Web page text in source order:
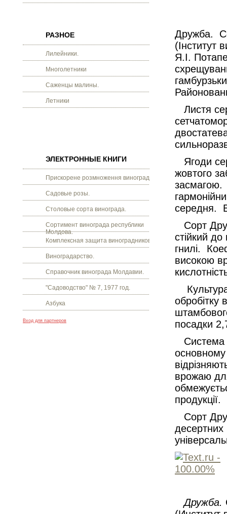
РАЗНОЕ
Лилейники.
Многолетники
Саженцы малины.
Летники
ЭЛЕКТРОННЫЕ КНИГИ
Прискорене розмноження винограду.
Садовые розы.
Столовые сорта винограда.
Сортимент винограда республики
Молдова.
Комплексная защита виноградников.
Виноградарство.
Справочник винограда Молдавии.
"Садоводство" № 7, 1977 год.
Азбука
Вход для партнеров
Дружба.
(Інститут
Я.І.
Листя
Ягоди
жовтого
засмагою.
середня.
Сорт
стійкий до
гнилі.
високою
обробітку
посадки
Система
врожаю
продукції.
Сорт
десертних
Дружба.